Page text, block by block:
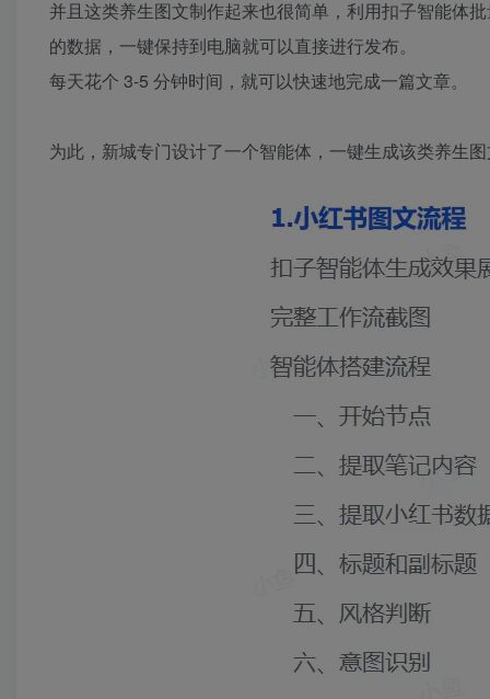
并且这类养生图文制作起来也很简单，利用扣子智能体
的数据，一键保持到电脑就可以直接进行发布。​
每天花个 3-5 分钟时间，就可以快速地完成一篇文章。​
为此，新城专门设计了一个智能体，一键生成该类养生